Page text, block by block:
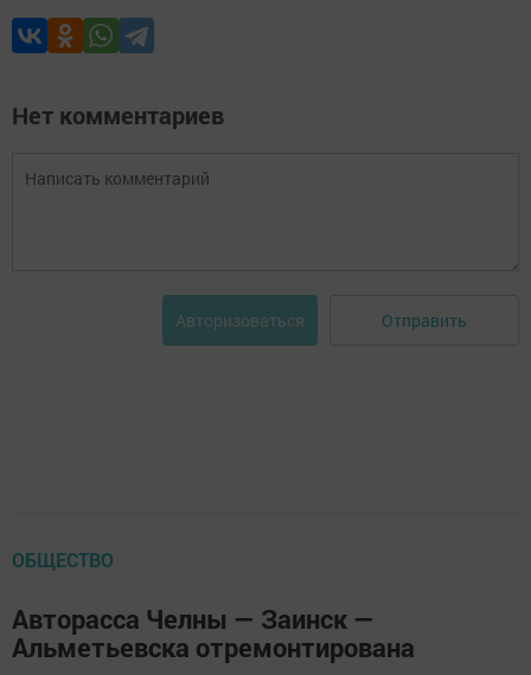
Нет комментариев
Авторизоваться Отправить
ОБЩЕСТВО
Авторасса Челны — Заинск —
Альметьевска отремонтирована